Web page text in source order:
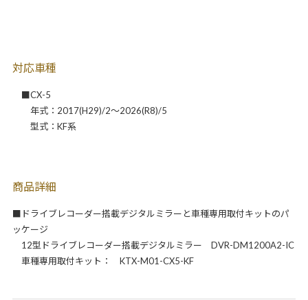
対応車種
■CX-5
年式：2017(H29)/2～2026(R8)/5
型式：KF系
商品詳細
■ドライブレコーダー搭載デジタルミラーと車種専用取付キットのパ
ッケージ
12型ドライブレコーダー搭載デジタルミラー DVR-DM1200A2-IC
車種専用取付キット： KTX-M01-CX5-KF